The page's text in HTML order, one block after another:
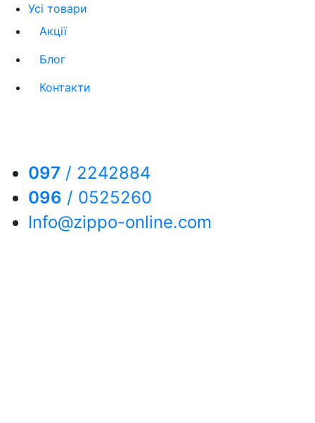
Усі товари
Акції
Блог
Контакти
097 / 2242884
096 / 0525260
Info@zippo-online.com